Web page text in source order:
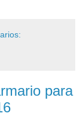
para